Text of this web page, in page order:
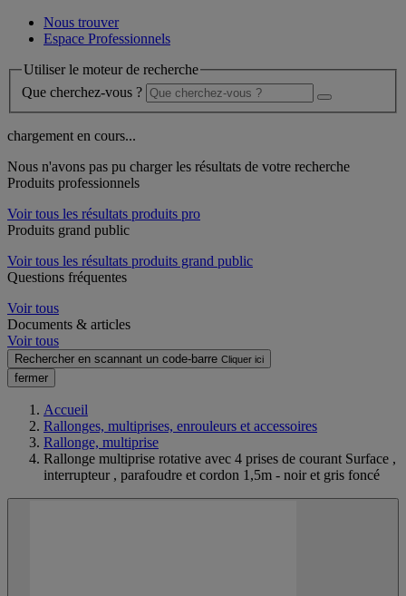
Nous trouver
Espace Professionnels
Utiliser le moteur de recherche
Que cherchez-vous ?
chargement en cours...
Nous n'avons pas pu charger les résultats de votre recherche
Produits professionnels
Voir tous les résultats produits pro
Produits grand public
Voir tous les résultats produits grand public
Questions fréquentes
Voir tous
Documents & articles
Voir tous
Rechercher en scannant un code-barre Cliquer ici
fermer
Accueil
Rallonges, multiprises, enrouleurs et accessoires
Rallonge, multiprise
Rallonge multiprise rotative avec 4 prises de courant Surface ,
interrupteur , parafoudre et cordon 1,5m - noir et gris foncé